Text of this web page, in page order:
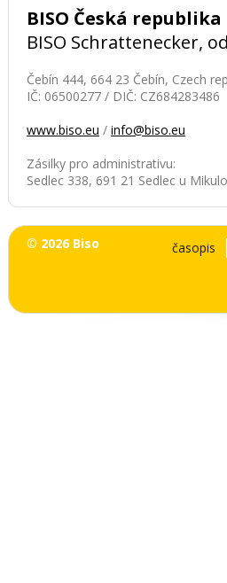
BISO Česká republika
BISO Schrattenecker,
Čebín 444, 664 23 Čebín, Czech
IČ: 06500277 / DIČ: CZ684283486
www.biso.eu / info@biso.eu
Zásilky pro administrativu:
Sedlec 338, 691 21 Sedlec u
© 2026 Biso časopis